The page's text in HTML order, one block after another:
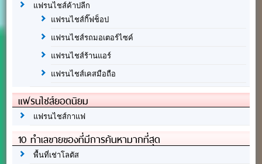
แฟรนไชส์ค้าปลีก
แฟรนไชส์กิ๊ฟช็อป
แฟรนไชส์รถมอเตอร์ไซค์
แฟรนไชส์ร้านแอร์
แฟรนไชส์เคสมือถือ
แฟรนไชส์ยอดนิยม
แฟรนไชส์กาแฟ
10 ทำเลขายของที่มีการค้นหามากที่สุด
พื้นที่เช่าโลตัส